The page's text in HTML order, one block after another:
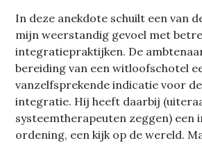
In deze anekdote schuilt een van
mijn weerstandig gevoel met
integratiepraktijken. De
bereiding van een witloofschotel
vanzelfsprekende indicatie voor
integratie. Hij heeft daarbij
systeemtherapeuten zeggen) een
ordening, een kijk op de wereld.